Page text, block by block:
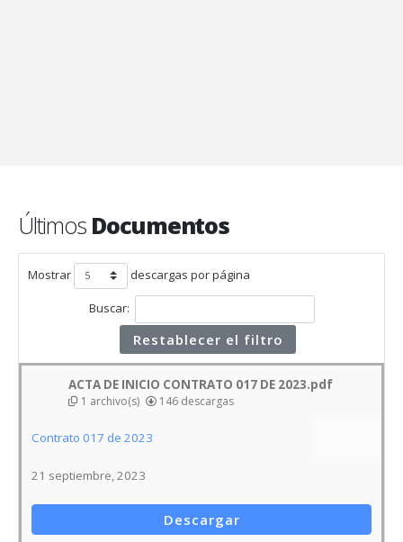
Últimos Documentos
Mostrar descargas por página
Buscar:
Restablecer el filtro
ACTA DE INICIO CONTRATO 017 DE 2023.pdf
1 archivo(s) 146 descargas
Contrato 017 de 2023
21 septiembre, 2023
Descargar